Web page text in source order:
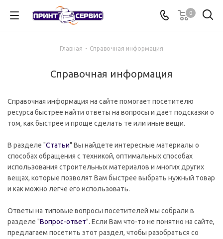
0
Главная - Справочная информация
Справочная информация
Справочная информация на сайте помогает посетителю
ресурса быстрее найти ответы на вопросы и дает подсказки о
том, как быстрее и проще сделать те или иные вещи.
В разделе "Статьи" Вы найдете интересные материалы о
способах обращения с техникой, оптимальных способах
использования строительных материалов и многих других
вещах, которые позволят Вам быстрее выбрать нужный товар
и как можно легче его использовать.
Ответы на типовые вопросы посетителей мы собрали в
разделе "Вопрос-ответ". Если Вам что-то не понятно на сайте,
предлагаем посетить этот раздел, чтобы разобраться со